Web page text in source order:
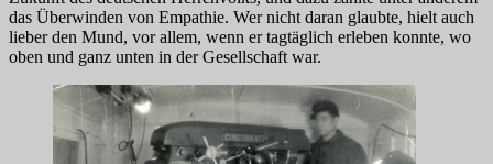
das Überwinden von Empathie. Wer nicht daran glaubte, hielt auch
lieber den Mund, vor allem, wenn er tagtäglich erleben konnte, wo
oben und ganz unten in der Gesellschaft war.